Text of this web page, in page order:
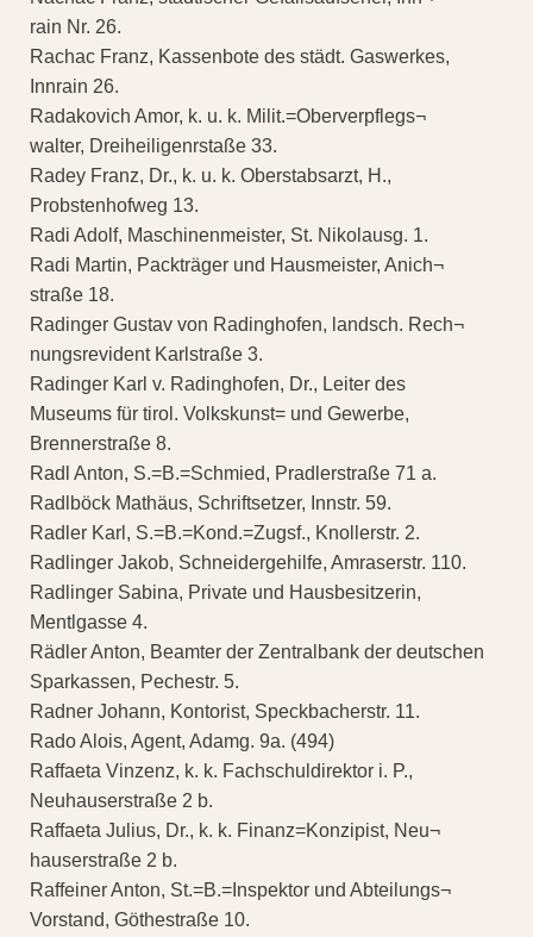
rain Nr. 26.
Rachac Franz, Kassenbote des städt. Gaswerkes,
Innrain 26.
Radakovich Amor, k. u. k. Milit.=Oberverpflegs¬
walter, Dreiheiligenrstaße 33.
Radey Franz, Dr., k. u. k. Oberstabsarzt, H.,
Probstenhofweg 13.
Radi Adolf, Maschinenmeister, St. Nikolausg. 1.
Radi Martin, Packträger und Hausmeister, Anich¬
straße 18.
Radinger Gustav von Radinghofen, landsch. Rech¬
nungsrevident Karlstraße 3.
Radinger Karl v. Radinghofen, Dr., Leiter des
Museums für tirol. Volkskunst= und Gewerbe,
Brennerstraße 8.
Radl Anton, S.=B.=Schmied, Pradlerstraße 71 a.
Radlböck Mathäus, Schriftsetzer, Innstr. 59.
Radler Karl, S.=B.=Kond.=Zugsf., Knollerstr. 2.
Radlinger Jakob, Schneidergehilfe, Amraserstr. 110.
Radlinger Sabina, Private und Hausbesitzerin,
Mentlgasse 4.
Rädler Anton, Beamter der Zentralbank der deutschen
Sparkassen, Pechestr. 5.
Radner Johann, Kontorist, Speckbacherstr. 11.
Rado Alois, Agent, Adamg. 9a. (494)
Raffaeta Vinzenz, k. k. Fachschuldirektor i. P.,
Neuhauserstraße 2 b.
Raffaeta Julius, Dr., k. k. Finanz=Konzipist, Neu¬
hauserstraße 2 b.
Raffeiner Anton, St.=B.=Inspektor und Abteilungs¬
Vorstand, Göthestraße 10.